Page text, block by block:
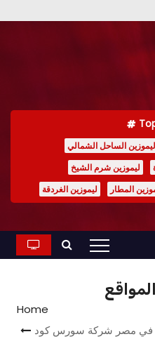
ليموزين الساحل الشمالي
ليموزين شرم الشيخ
المطار ليموزين الغردقة
Home
في مصر شركة سورس كود